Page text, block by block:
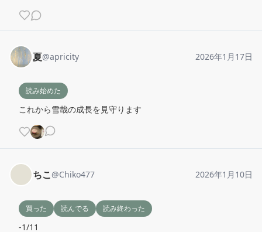
夏@apricity 2026年1月17日
読み始めた
これから雪哉の成長を見守ります
ちこ@Chiko477 2026年1月10日
買った 読んでる 読み終わった
-1/11